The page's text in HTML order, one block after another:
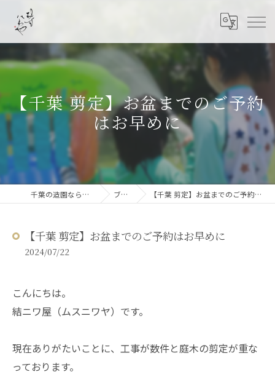
【千葉 剪定】お盆までのご予約
はお早めに
千葉の造園なら結ニワ屋 ブログ 【千葉 剪定】お盆までのご予約はお早めに
【千葉 剪定】お盆までのご予約はお早めに
2024/07/22
こんにちは。
結ニワ屋（ムスニワヤ）です。
現在ありがたいことに、工事が数件と庭木の剪定が重な
っております。